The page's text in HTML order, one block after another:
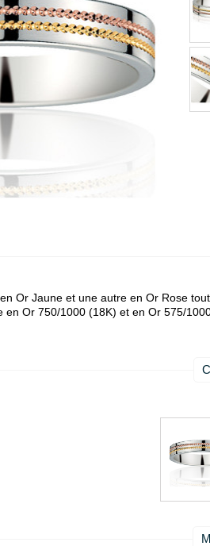
Or Jaune et une autre en Or Rose
Or 750/1000 (18K) et en Or 575/